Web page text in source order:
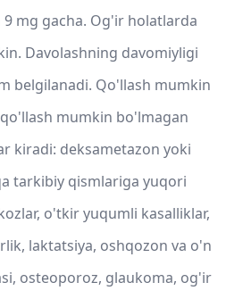
mg gacha. Og'ir holatlarda
Davolashning davomiyligi
belgilanadi. Qo'llash mumkin
mumkin bo'lmagan
kiradi: deksametazon yoki
tarkibiy qismlariga yuqori
o'tkir yuqumli kasalliklar,
laktatsiya, oshqozon va o'n
osteoporoz, glaukoma, og'ir